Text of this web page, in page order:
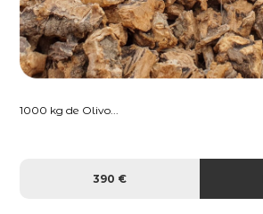
1000 kg de Olivo...
390 €